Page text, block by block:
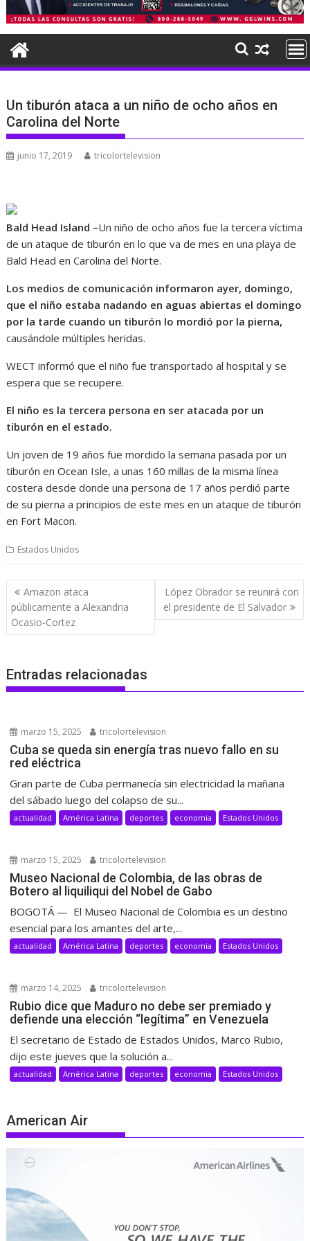
Un tiburón ataca a un niño de ocho años en
Carolina del Norte
junio 17, 2019 tricolortelevision
Bald Head Island –Un niño de ocho años fue la tercera víctima
de un ataque de tiburón en lo que va de mes en una playa de
Bald Head en Carolina del Norte.
Los medios de comunicación informaron ayer, domingo,
que el niño estaba nadando en aguas abiertas el domingo
por la tarde cuando un tiburón lo mordió por la pierna,
causándole múltiples heridas.
WECT informó que el niño fue transportado al hospital y se
espera que se recupere.
El niño es la tercera persona en ser atacada por un
tiburón en el estado.
Un joven de 19 años fue mordido la semana pasada por un
tiburón en Ocean Isle, a unas 160 millas de la misma línea
costera desde donde una persona de 17 años perdió parte
de su pierna a principios de este mes en un ataque de tiburón
en Fort Macon.
Estados Unidos
Navegación
de
entradas
Amazon ataca
públicamente a Alexandria
Ocasio-Cortez
López Obrador se reunirá con
el presidente de El Salvador
Entradas relacionadas
marzo 15, 2025 tricolortelevision
Cuba se queda sin energía tras nuevo fallo en su
red eléctrica
Gran parte de Cuba permanecía sin electricidad la mañana
del sábado luego del colapso de su...
actualidad América Latina deportes economia Estados Unidos
marzo 15, 2025 tricolortelevision
Museo Nacional de Colombia, de las obras de
Botero al liquiliqui del Nobel de Gabo
BOGOTÁ — El Museo Nacional de Colombia es un destino
esencial para los amantes del arte,...
actualidad América Latina deportes economia Estados Unidos
marzo 14, 2025 tricolortelevision
Rubio dice que Maduro no debe ser premiado y
defiende una elección “legítima” en Venezuela
El secretario de Estado de Estados Unidos, Marco Rubio,
dijo este jueves que la solución a...
actualidad América Latina deportes economia Estados Unidos
American Air